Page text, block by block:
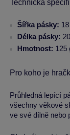
Technická
Šířka pásky:
Délka pásky:
Hmotnost: 125
Pro koho je
Průhledná lepící
všechny věkové
ve své dílně nebo